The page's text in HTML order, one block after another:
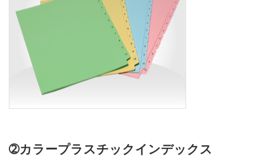
➁カラープラスチックインデックス